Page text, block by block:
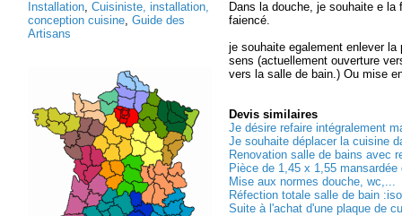
Installation, Cuisiniste, installation,
conception cuisine, Guide des
Artisans
Dans la douche, je souhaite e
faiencé.
je souhaite egalement enlever
sens (actuellement ouverture
vers la salle de bain.) Ou mise
Devis similaires
Je désire refaire intégralement
Je souhaite déplacer la cuisine
Renovation salle de bains avec
Pièce de 1,45 x 1,55
Mise aux normes douche, wc,...
Réfection totale salle de bain
Suite à l'achat d'une plaque de